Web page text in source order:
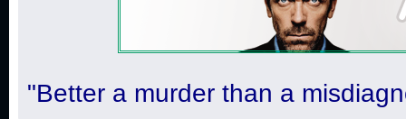
"Better a murder than a